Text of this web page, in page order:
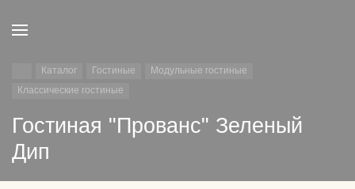
Каталог Гостиные
Модульные гостиные
Классические гостиные
Гостиная "Прованс" Зеленый
Дип